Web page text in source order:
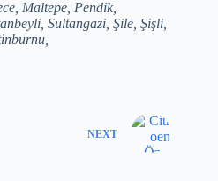
Maltepe, Pendik,
Sultangazi, Şile, Şişli,
NEXT